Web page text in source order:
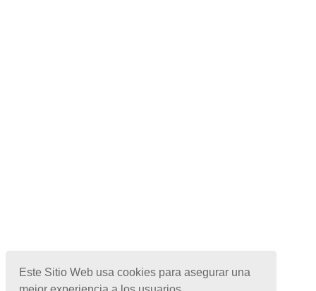
Este Sitio Web usa cookies para asegurar una